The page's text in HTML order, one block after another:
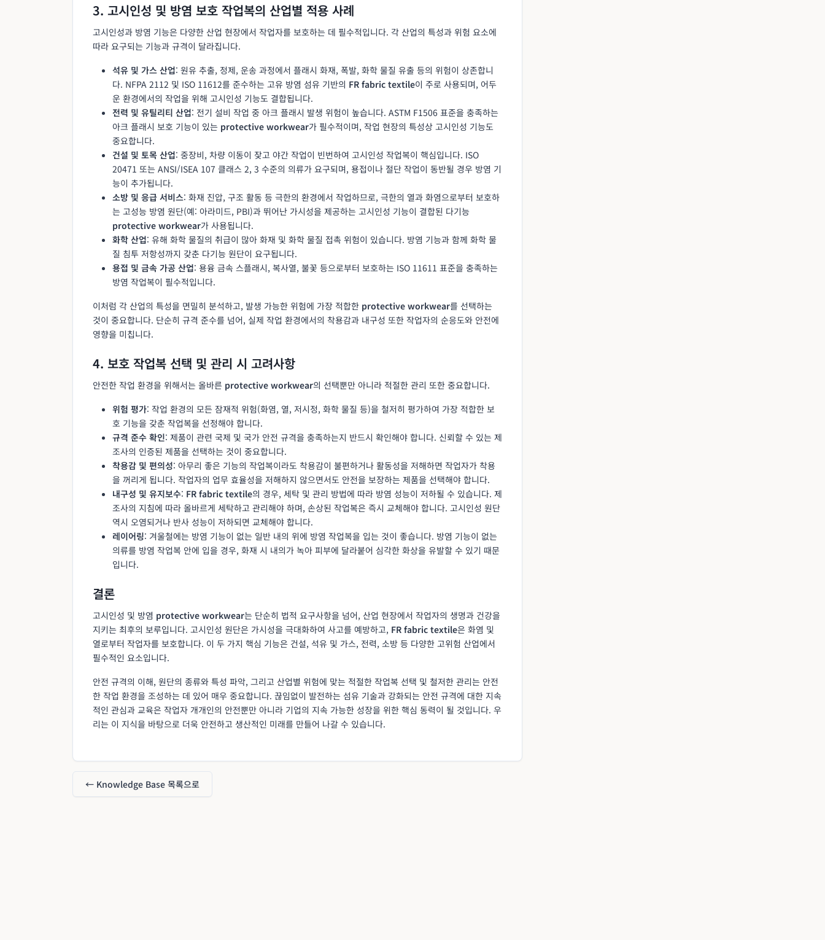
3. 고시인성 및 방염 보호 작업복의 산업별 적용 사례
고시인성과 방염 기능은 다양한 산업 현장에서 작업자를 보호하는 데 필수적입니다. 각 산업의 특성과 위험 요소에
따라 요구되는 기능과 규격이 달라집니다.
석유 및 가스 산업: 원유 추출, 정제, 운송 과정에서 플래시 화재, 폭발, 화학 물질 유출 등의 위험이 상존합니
다. NFPA 2112 및 ISO 11612를 준수하는 고유 방염 섬유 기반의 FR fabric textile이 주로 사용되며, 어두
운 환경에서의 작업을 위해 고시인성 기능도 결합됩니다.
전력 및 유틸리티 산업: 전기 설비 작업 중 아크 플래시 발생 위험이 높습니다. ASTM F1506 표준을 충족하는
아크 플래시 보호 기능이 있는 protective workwear가 필수적이며, 작업 현장의 특성상 고시인성 기능도
중요합니다.
건설 및 토목 산업: 중장비, 차량 이동이 잦고 야간 작업이 빈번하여 고시인성 작업복이 핵심입니다. ISO
20471 또는 ANSI/ISEA 107 클래스 2, 3 수준의 의류가 요구되며, 용접이나 절단 작업이 동반될 경우 방염 기
능이 추가됩니다.
소방 및 응급 서비스: 화재 진압, 구조 활동 등 극한의 환경에서 작업하므로, 극한의 열과 화염으로부터 보호하
는 고성능 방염 원단(예: 아라미드, PBI)과 뛰어난 가시성을 제공하는 고시인성 기능이 결합된 다기능
protective workwear가 사용됩니다.
화학 산업: 유해 화학 물질의 취급이 많아 화재 및 화학 물질 접촉 위험이 있습니다. 방염 기능과 함께 화학 물
질 침투 저항성까지 갖춘 다기능 원단이 요구됩니다.
용접 및 금속 가공 산업: 용융 금속 스플래시, 복사열, 불꽃 등으로부터 보호하는 ISO 11611 표준을 충족하는
방염 작업복이 필수적입니다.
이처럼 각 산업의 특성을 면밀히 분석하고, 발생 가능한 위험에 가장 적합한 protective workwear를 선택하는
것이 중요합니다. 단순히 규격 준수를 넘어, 실제 작업 환경에서의 착용감과 내구성 또한 작업자의 순응도와 안전에
영향을 미칩니다.
4. 보호 작업복 선택 및 관리 시 고려사항
안전한 작업 환경을 위해서는 올바른 protective workwear의 선택뿐만 아니라 적절한 관리 또한 중요합니다.
위험 평가: 작업 환경의 모든 잠재적 위험(화염, 열, 저시정, 화학 물질 등)을 철저히 평가하여 가장 적합한 보
호 기능을 갖춘 작업복을 선정해야 합니다.
규격 준수 확인: 제품이 관련 국제 및 국가 안전 규격을 충족하는지 반드시 확인해야 합니다. 신뢰할 수 있는 제
조사의 인증된 제품을 선택하는 것이 중요합니다.
착용감 및 편의성: 아무리 좋은 기능의 작업복이라도 착용감이 불편하거나 활동성을 저해하면 작업자가 착용
을 꺼리게 됩니다. 작업자의 업무 효율성을 저해하지 않으면서도 안전을 보장하는 제품을 선택해야 합니다.
내구성 및 유지보수: FR fabric textile의 경우, 세탁 및 관리 방법에 따라 방염 성능이 저하될 수 있습니다. 제
조사의 지침에 따라 올바르게 세탁하고 관리해야 하며, 손상된 작업복은 즉시 교체해야 합니다. 고시인성 원단
역시 오염되거나 반사 성능이 저하되면 교체해야 합니다.
레이어링: 겨울철에는 방염 기능이 없는 일반 내의 위에 방염 작업복을 입는 것이 좋습니다. 방염 기능이 없는
의류를 방염 작업복 안에 입을 경우, 화재 시 내의가 녹아 피부에 달라붙어 심각한 화상을 유발할 수 있기 때문
입니다.
결론
고시인성 및 방염 protective workwear는 단순히 법적 요구사항을 넘어, 산업 현장에서 작업자의 생명과 건강을
지키는 최후의 보루입니다. 고시인성 원단은 가시성을 극대화하여 사고를 예방하고, FR fabric textile은 화염 및
열로부터 작업자를 보호합니다. 이 두 가지 핵심 기능은 건설, 석유 및 가스, 전력, 소방 등 다양한 고위험 산업에서
필수적인 요소입니다.
안전 규격의 이해, 원단의 종류와 특성 파악, 그리고 산업별 위험에 맞는 적절한 작업복 선택 및 철저한 관리는 안전
한 작업 환경을 조성하는 데 있어 매우 중요합니다. 끊임없이 발전하는 섬유 기술과 강화되는 안전 규격에 대한 지속
적인 관심과 교육은 작업자 개개인의 안전뿐만 아니라 기업의 지속 가능한 성장을 위한 핵심 동력이 될 것입니다. 우
리는 이 지식을 바탕으로 더욱 안전하고 생산적인 미래를 만들어 나갈 수 있습니다.
← Knowledge Base 목록으로